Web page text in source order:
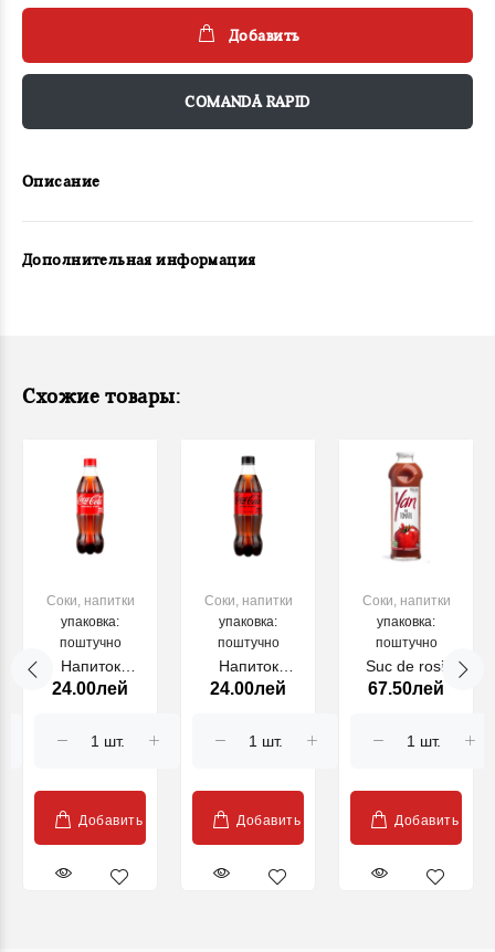
Добавить
COMANDĂ RAPID
Описание
Дополнительная информация
Схожие товары:
Соки, напитки
упаковка:
поштучно
Напиток
безалк. Coca-
24.00лей
Добавить
Соки, напитки
упаковка:
поштучно
Напиток
безалк. Coca-
0.5L
24.00лей
Добавить
Соки, напитки
упаковка:
поштучно
Suc de rosii
presat direct (f.
67.50лей
Добавить